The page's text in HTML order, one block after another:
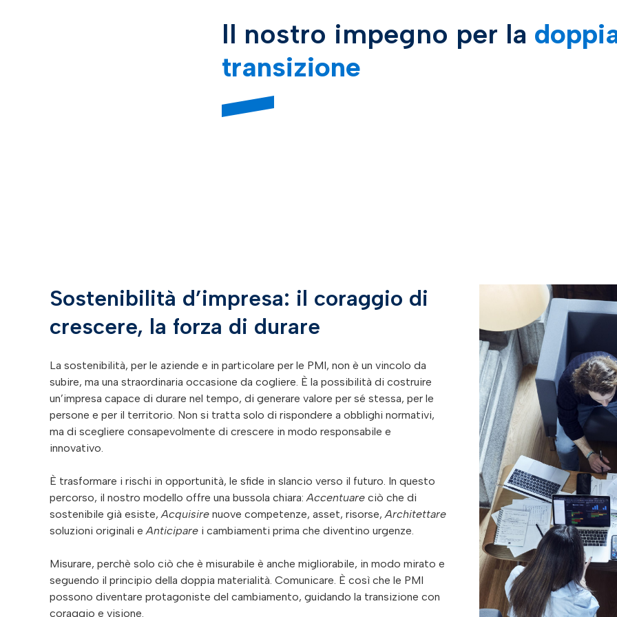
Il nostro impegno per la
transizione
Sostenibilità d’impresa: il coraggio di
crescere, la forza di durare
La sostenibilità, per le aziende e in particolare per le PMI, non è un vincolo da
subire, ma una straordinaria occasione da cogliere. È la possibilità di costruire
un’impresa capace di durare nel tempo, di generare valore per sé stessa, per le
persone e per il territorio. Non si tratta solo di rispondere a obblighi normativi,
ma di scegliere consapevolmente di crescere in modo responsabile e
innovativo.
È trasformare i rischi in opportunità, le sfide in slancio verso il futuro. In questo
percorso, il nostro modello offre una bussola chiara:Accentuare ciò che di
sostenibile già esiste,Acquisire nuove competenze, asset, risorse,Architettare
soluzioni originali eAnticipare i cambiamenti prima che diventino urgenze.
Misurare, perchè solo ciò che è misurabile è anche migliorabile, in modo mirato e
seguendo il principio della doppia materialità. Comunicare. È così che le PMI
possono diventare protagoniste del cambiamento, guidando la transizione con
coraggio e visione.